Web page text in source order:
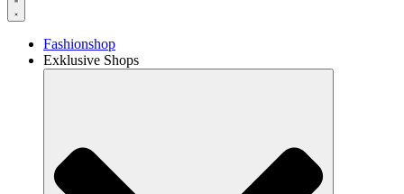
Fashionshop
Exklusive Shops